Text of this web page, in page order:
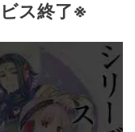
ス終了※